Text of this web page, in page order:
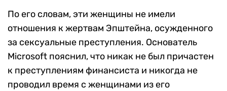
По его словам, эти женщины не имели
отношения к жертвам Эпштейна, осужденного
за сексуальные преступления. Основатель
Microsoft пояснил, что никак не был причастен
к преступлениям финансиста и никогда не
проводил время с женщинами из его